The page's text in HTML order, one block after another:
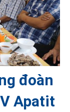
đoàn
Apatit